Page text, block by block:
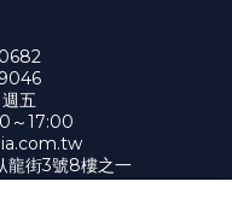
五
～17:00
龍街3號8樓之一